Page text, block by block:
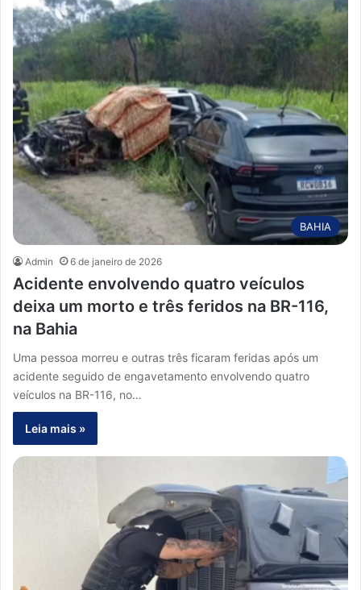
BAHIA
Admin 6 de janeiro de 2026
Acidente envolvendo quatro veículos
deixa um morto e três feridos na BR-116,
na Bahia
Uma pessoa morreu e outras três ficaram feridas após um
acidente seguido de engavetamento envolvendo quatro
veículos na BR-116, no…
Leia mais »